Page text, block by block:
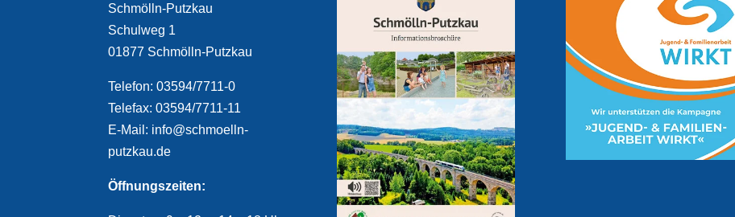
Schmölln-Putzkau
Schulweg 1
01877 Schmölln-Putzkau
Telefon: 03594/7711-0
Telefax: 03594/7711-11
E-Mail: info@schmoelln-
putzkau.de
Öffnungszeiten: